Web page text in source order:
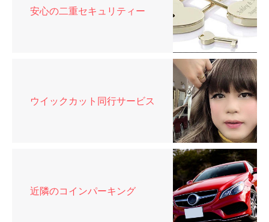
安心の二重セキュリティー
ウイックカット同行サービス
近隣のコインパーキング